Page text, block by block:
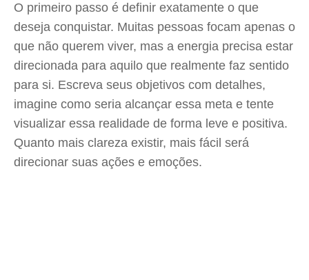
O primeiro passo é definir exatamente o que
deseja conquistar. Muitas pessoas focam apenas o
que não querem viver, mas a energia precisa estar
direcionada para aquilo que realmente faz sentido
para si. Escreva seus objetivos com detalhes,
imagine como seria alcançar essa meta e tente
visualizar essa realidade de forma leve e positiva.
Quanto mais clareza existir, mais fácil será
direcionar suas ações e emoções.